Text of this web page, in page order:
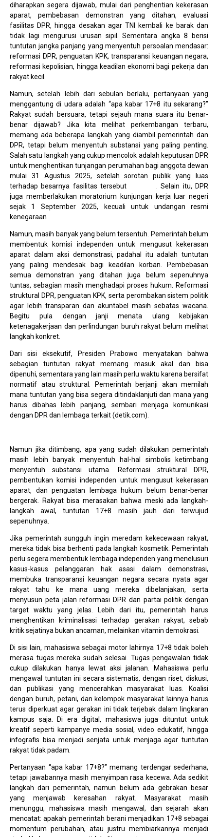
diharapkan segera dijawab, mulai dari penghentian kekerasan
aparat, pembebasan demonstran yang ditahan, evaluasi
fasilitas DPR, hingga desakan agar TNI kembali ke barak dan
tidak lagi mengurusi urusan sipil. Sementara angka 8 berisi
tuntutan jangka panjang yang menyentuh persoalan mendasar:
reformasi DPR, penguatan KPK, transparansi keuangan negara,
reformasi kepolisian, hingga keadilan ekonomi bagi pekerja dan
rakyat kecil.
Namun, setelah lebih dari sebulan berlalu, pertanyaan yang
menggantung di udara adalah “apa kabar 17+8 itu sekarang?”
Rakyat sudah bersuara, tetapi sejauh mana suara itu benar-
benar dijawab? Jika kita melihat perkembangan terbaru,
memang ada beberapa langkah yang diambil pemerintah dan
DPR, tetapi belum menyentuh substansi yang paling penting.
Salah satu langkah yang cukup mencolok adalah keputusan DPR
untuk menghentikan tunjangan perumahan bagi anggota dewan
mulai 31 Agustus 2025, setelah sorotan publik yang luas
terhadap besarnya fasilitas tersebut
. Selain itu, DPR
juga memberlakukan moratorium kunjungan kerja luar negeri
sejak 1 September 2025, kecuali untuk undangan resmi
kenegaraan
Namun, masih banyak yang belum tersentuh. Pemerintah belum
membentuk komisi independen untuk mengusut kekerasan
aparat dalam aksi demonstrasi, padahal itu adalah tuntutan
yang paling mendesak bagi keadilan korban. Pembebasan
semua demonstran yang ditahan juga belum sepenuhnya
tuntas, sebagian masih menghadapi proses hukum. Reformasi
struktural DPR, penguatan KPK, serta perombakan sistem politik
agar lebih transparan dan akuntabel masih sebatas wacana.
Begitu pula dengan janji menata ulang kebijakan
ketenagakerjaan dan perlindungan buruh rakyat belum melihat
langkah konkret.
Dari sisi eksekutif, Presiden Prabowo menyatakan bahwa
sebagian tuntutan rakyat memang masuk akal dan bisa
dipenuhi, sementara yang lain masih perlu waktu karena bersifat
normatif atau struktural. Pemerintah berjanji akan memilah
mana tuntutan yang bisa segera ditindaklanjuti dan mana yang
harus dibahas lebih panjang, sembari menjaga komunikasi
dengan DPR dan lembaga terkait (detik.com).
Namun jika ditimbang, apa yang sudah dilakukan pemerintah
masih lebih banyak menyentuh hal-hal simbolis ketimbang
menyentuh substansi utama. Reformasi struktural DPR,
pembentukan komisi independen untuk mengusut kekerasan
aparat, dan penguatan lembaga hukum belum benar-benar
bergerak. Rakyat bisa merasakan bahwa meski ada langkah-
langkah awal, tuntutan 17+8 masih jauh dari terwujud
sepenuhnya.
Jika pemerintah sungguh ingin meredam kekecewaan rakyat,
mereka tidak bisa berhenti pada langkah kosmetik. Pemerintah
perlu segera membentuk lembaga independen yang menelusuri
kasus-kasus pelanggaran hak asasi dalam demonstrasi,
membuka transparansi keuangan negara secara nyata agar
rakyat tahu ke mana uang mereka dibelanjakan, serta
menyusun peta jalan reformasi DPR dan partai politik dengan
target waktu yang jelas. Lebih dari itu, pemerintah harus
menghentikan kriminalisasi terhadap gerakan rakyat, sebab
kritik sejatinya bukan ancaman, melainkan vitamin demokrasi.
Di sisi lain, mahasiswa sebagai motor lahirnya 17+8 tidak boleh
merasa tugas mereka sudah selesai. Tugas pengawalan tidak
cukup dilakukan hanya lewat aksi jalanan. Mahasiswa perlu
mengawal tuntutan ini secara sistematis, dengan riset, diskusi,
dan publikasi yang mencerahkan masyarakat luas. Koalisi
dengan buruh, petani, dan kelompok masyarakat lainnya harus
terus diperkuat agar gerakan ini tidak terjebak dalam lingkaran
kampus saja. Di era digital, mahasiswa juga dituntut untuk
kreatif seperti kampanye media sosial, video edukatif, hingga
infografis bisa menjadi senjata untuk menjaga agar tuntutan
rakyat tidak padam.
Pertanyaan “apa kabar 17+8?” memang terdengar sederhana,
tetapi jawabannya masih menyimpan rasa kecewa. Ada sedikit
langkah dari pemerintah, namun belum ada gebrakan besar
yang menjawab keresahan rakyat. Masyarakat masih
menunggu, mahasiswa masih mengawal, dan sejarah akan
mencatat: apakah pemerintah berani menjadikan 17+8 sebagai
momentum perubahan, atau justru membiarkannya menjadi